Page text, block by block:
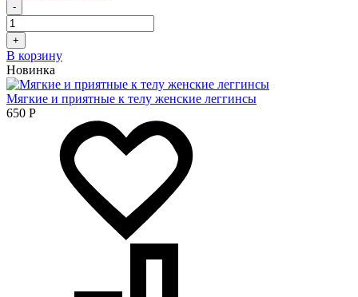
-
+
В корзину
Новинка
Мягкие и приятные к телу женские леггинсы
650 Р